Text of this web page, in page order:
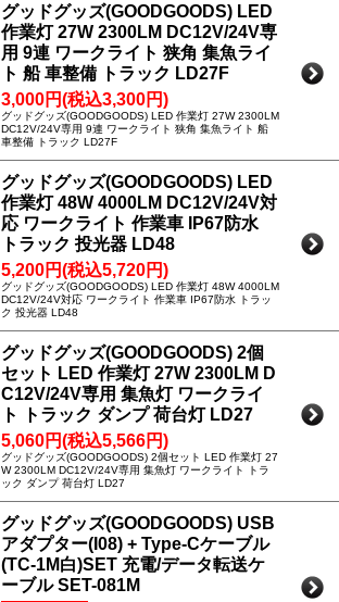
グッドグッズ(GOODGOODS) LED
作業灯 27W 2300LM DC12V/24V専
用 9連 ワークライト 狭角 集魚ライ
ト 船 車整備 トラック LD27F
3,000円(税込3,300円)
グッドグッズ(GOODGOODS) LED 作業灯 27W 2300LM
DC12V/24V専用 9連 ワークライト 狭角 集魚ライト 船
車整備 トラック LD27F
グッドグッズ(GOODGOODS) LED
作業灯 48W 4000LM DC12V/24V対
応 ワークライト 作業車 IP67防水
トラック 投光器 LD48
5,200円(税込5,720円)
グッドグッズ(GOODGOODS) LED 作業灯 48W 4000LM
DC12V/24V対応 ワークライト 作業車 IP67防水 トラッ
ク 投光器 LD48
グッドグッズ(GOODGOODS) 2個
セット LED 作業灯 27W 2300LM D
C12V/24V専用 集魚灯 ワークライ
ト トラック ダンプ 荷台灯 LD27
5,060円(税込5,566円)
グッドグッズ(GOODGOODS) 2個セット LED 作業灯 27
W 2300LM DC12V/24V専用 集魚灯 ワークライト トラ
ック ダンプ 荷台灯 LD27
グッドグッズ(GOODGOODS) USB
アダプター(I08) + Type-Cケーブル
(TC-1M白)SET 充電/データ転送ケ
ーブル SET-081M